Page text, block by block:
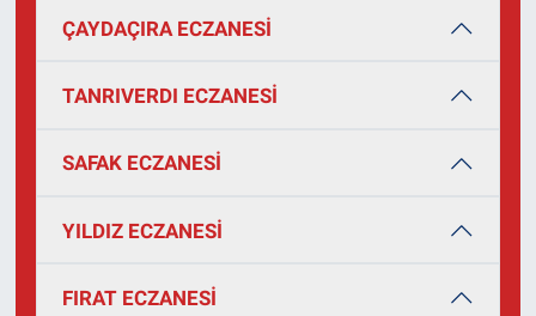
ÇAYDAÇIRA ECZANESİ
TANRIVERDI ECZANESİ
SAFAK ECZANESİ
YILDIZ ECZANESİ
FIRAT ECZANESİ